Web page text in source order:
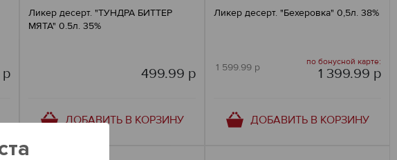
Ликер десерт. "ТУНДРА БИТТЕР
МЯТА" 0.5л. 35%
499.99 р
ДОБАВИТЬ В КОРЗИНУ
Ликер десерт. "Бехеровка" 0,5л. 38%
1 599.99 р по бонусной карте:
1 399.99 р
ДОБАВИТЬ В КОРЗИНУ